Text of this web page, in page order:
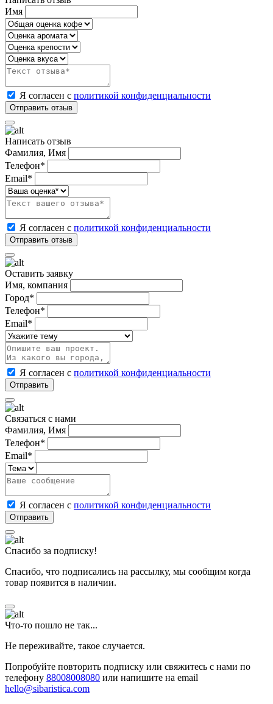
Имя
Я согласен с политикой конфиденциальности
Написать отзыв
Фамилия, Имя
Телефон*
Email*
Я согласен с политикой конфиденциальности
Оставить заявку
Имя, компания
Город*
Телефон*
Email*
Я согласен с политикой конфиденциальности
Связаться с нами
Фамилия, Имя
Телефон*
Email*
Я согласен с политикой конфиденциальности
Спасибо за подписку!
Спасибо, что подписались на рассылку, мы сообщим когда
товар появится в наличии.
Что-то пошло не так...
Не переживайте, такое случается.
Попробуйте повторить подписку или свяжитесь с нами по
телефону 88008008080 или напишите на email
hello@sibaristica.com